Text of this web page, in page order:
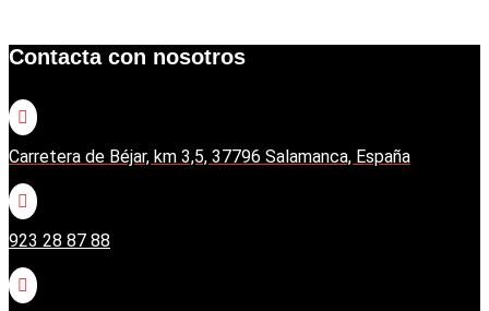
Contacta con nosotros

Carretera de Béjar, km 3,5, 37796 Salamanca, España

923 28 87 88
